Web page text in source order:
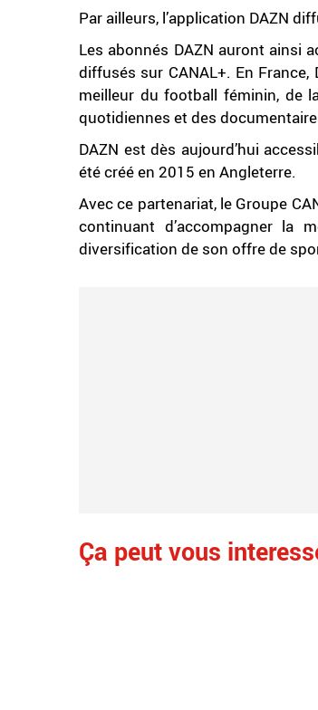
Par ailleurs, l’application DAZN
Les abonnés DAZN auront ainsi
diffusés sur CANAL+. En
meilleur du football féminin, de
quotidiennes et des
DAZN est dès aujourd’hui
été créé en 2015 en Angleterre.
Avec ce partenariat, le Groupe
continuant d’accompagner la
diversification de son offre de
Ça peut vous